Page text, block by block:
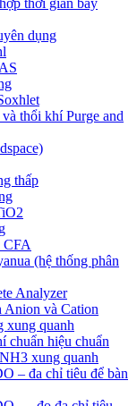
thời gian bay
dụng
thổi khí Purge and
thấp
CFA
(hệ thống phân
Analyzer
Anion và Cation
xung quanh
chuẩn hiệu chuẩn
xung quanh
– đa chỉ tiêu để bàn